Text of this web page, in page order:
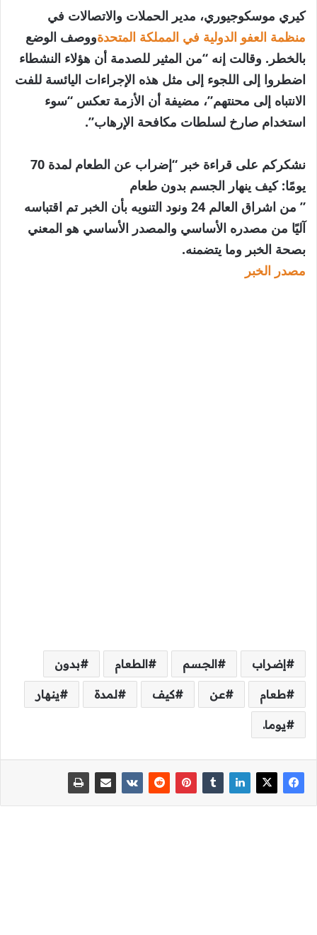
كيري موسكوجيوري، مدير الحملات والاتصالات في
منظمة العفو الدولية في المملكة المتحدةووصف الوضع
بالخطر. وقالت إنه “من المثير للصدمة أن هؤلاء النشطاء
اضطروا إلى اللجوء إلى مثل هذه الإجراءات اليائسة للفت
الانتباه إلى محنتهم”، مضيفة أن الأزمة تعكس “سوء
استخدام صارخ لسلطات مكافحة الإرهاب”.
نشكركم على قراءة خبر “إضراب عن الطعام لمدة 70
يومًا: كيف ينهار الجسم بدون طعام
” من اشراق العالم 24 ونود التنويه بأن الخبر تم اقتباسه
آليًا من مصدره الأساسي والمصدر الأساسي هو المعني
بصحة الخبر وما يتضمنه.
مصدر الخبر
إضراب الجسم الطعام بدون
طعام عن كيف لمدة ينهار
يوما.